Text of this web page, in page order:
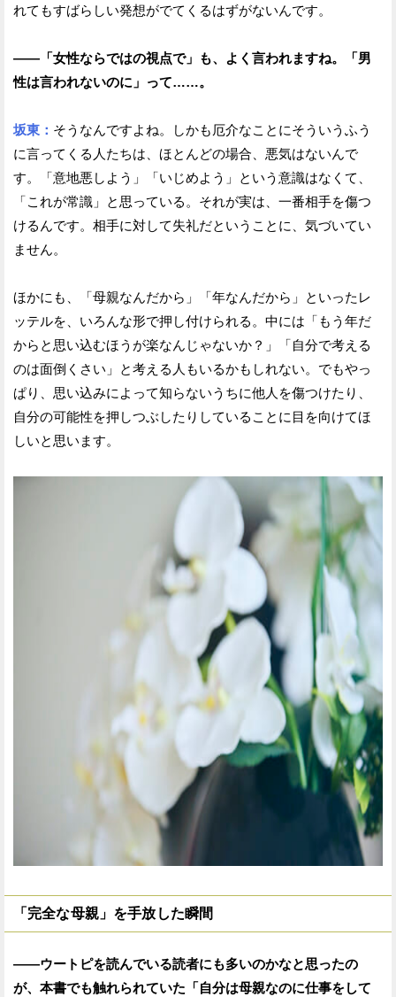
れてもすばらしい発想がでてくるはずがないんです。
——「女性ならではの視点で」も、よく言われますね。「男
性は言われないのに」って……。
坂東： そうなんですよね。しかも厄介なことにそういうふう
に言ってくる人たちは、ほとんどの場合、悪気はないんで
す。「意地悪しよう」「いじめよう」という意識はなくて、
「これが常識」と思っている。それが実は、一番相手を傷つ
けるんです。相手に対して失礼だということに、気づいてい
ません。
ほかにも、「母親なんだから」「年なんだから」といったレ
ッテルを、いろんな形で押し付けられる。中には「もう年だ
からと思い込むほうが楽なんじゃないか？」「自分で考える
のは面倒くさい」と考える人もいるかもしれない。でもやっ
ぱり、思い込みによって知らないうちに他人を傷つけたり、
自分の可能性を押しつぶしたりしていることに目を向けてほ
しいと思います。
「完全な母親」を手放した瞬間
——ウートピを読んでいる読者にも多いのかなと思ったの
が、本書でも触れられていた「自分は母親なのに仕事をして